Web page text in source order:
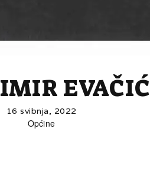
EVAČIĆ
16 svibnja, 2022
Općine